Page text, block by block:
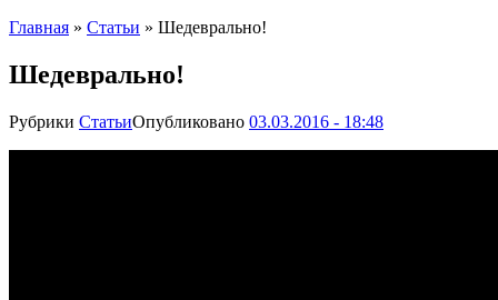
Главная » Статьи » Шедеврально!
Шедеврально!
Рубрики СтатьиОпубликовано 03.03.2016 - 18:48